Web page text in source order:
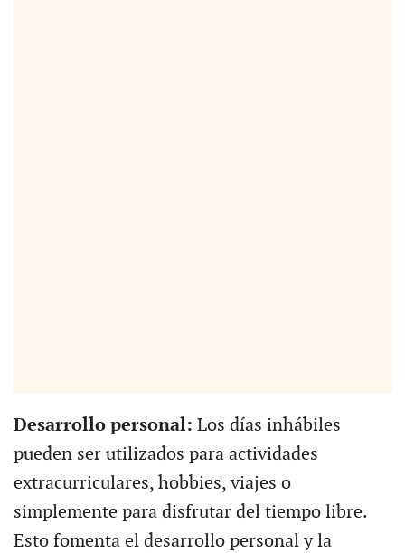
Desarrollo personal: Los días inhábiles
pueden ser utilizados para actividades
extracurriculares, hobbies, viajes o
simplemente para disfrutar del tiempo libre.
Esto fomenta el desarrollo personal y la